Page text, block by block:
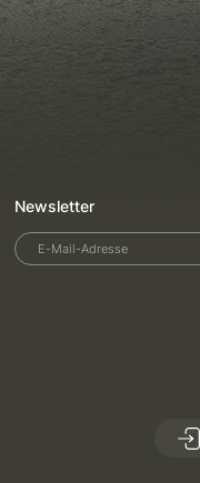
Newsletter
E-Mail-Adresse